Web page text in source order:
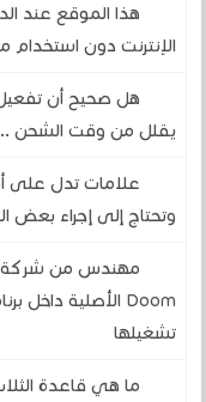
هذا الموقع عند
الإنترنت دون استخدام
هل صحيح أن
يقلل من وقت الشحن ..
علامات تدل على
وتحتاج إلى إجراء بعض
مهندس من شركة
تشغيلها
ما هي قاعدة